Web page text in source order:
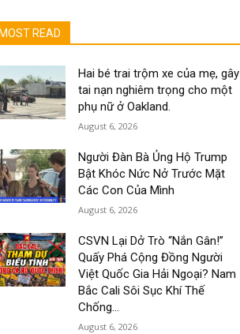
MOST READ
Hai bé trai trộm xe của mẹ, gây
tai nạn nghiêm trọng cho một
phụ nữ ở Oakland.
August 6, 2026
Người Đàn Bà Ủng Hộ Trump
Bật Khóc Nức Nở Trước Mặt
Các Con Của Mình
August 6, 2026
CSVN Lại Dở Trò “Nắn Gân!”
Quấy Phá Cộng Đồng Người
Việt Quốc Gia Hải Ngoại? Nam
Bắc Cali Sôi Sục Khí Thế
Chống...
August 6, 2026